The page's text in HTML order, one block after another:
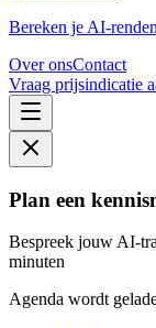
Bereken je AI-
Over onsContact
Vraag prijsindicatie
Plan een
Bespreek jouw AI-
minuten
Agenda wordt